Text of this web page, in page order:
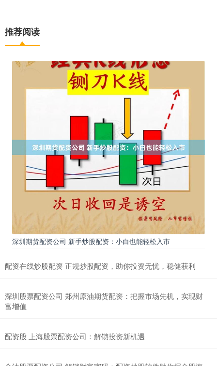
推荐阅读
深圳期货配资公司 新手炒股配资：小白也能轻松入市
配资在线炒股配资 正规炒股配资，助你投资无忧，稳健获利
深圳股票配资公司 郑州原油期货配资：把握市场先机，实现财
富增值
配资股 上海股票配资公司：解锁投资新机遇